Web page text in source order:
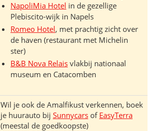
NapoliMia Hotel in de gezellige
Plebiscito-wijk in Napels
Romeo Hotel, met prachtig zicht over
de haven (restaurant met Michelin
ster)
B&B Nova Relais vlakbij nationaal
museum en Catacomben
Wil je ook de Amalfikust verkennen, boek
je huurauto bij Sunnycars of EasyTerra
(meestal de goedkoopste)